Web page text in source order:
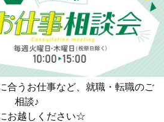
合うお仕事など、就職・転職のご
相談♪
お越しください☆